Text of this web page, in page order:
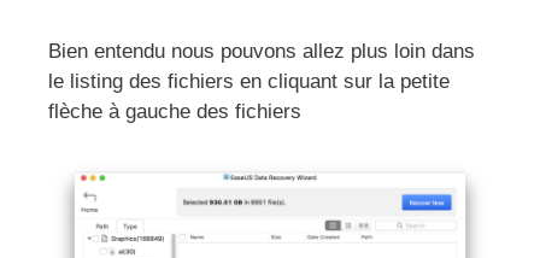
Bien entendu nous pouvons allez plus loin dans
le listing des fichiers en cliquant sur la petite
flèche à gauche des fichiers